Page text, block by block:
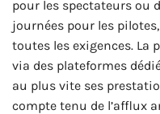
pour les spectateurs ou
journées pour les
toutes les exigences. La
via des plateformes
au plus vite ses
compte tenu de l’afflux